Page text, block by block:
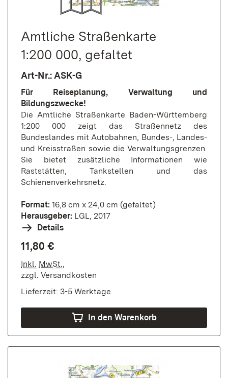
Amtliche Straßenkarte
1:200 000, gefaltet
Art-Nr.: ASK-G
Für Reiseplanung, Verwaltung und
Bildungszwecke!
Die Amtliche Straßenkarte Baden-Württemberg
1:200 000 zeigt das Straßennetz des
Bundeslandes mit Autobahnen, Bundes-, Landes-
und Kreisstraßen sowie die Verwaltungsgrenzen.
Sie bietet zusätzliche Informationen wie
Raststätten, Tankstellen und das
Schienenverkehrsnetz.
Format: 16,8 cm x 24,0 cm (gefaltet)
Herausgeber: LGL, 2017
Details
11,80 €
Inkl. MwSt.,
zzgl. Versandkosten
Lieferzeit: 3-5 Werktage
In den Warenkorb